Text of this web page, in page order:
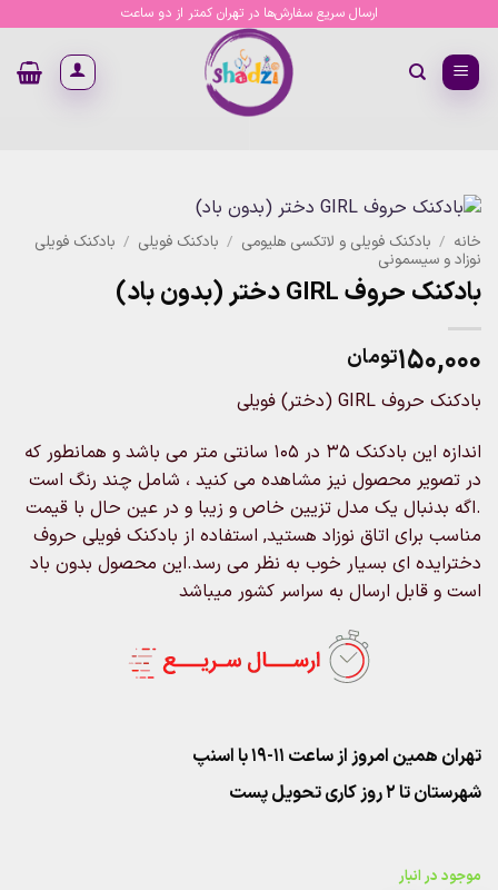
content
ارسال سریع سفارش‌ها در تهران کمتر از دو ساعت
خانه / بادکنک فویلی و لاتکسی هلیومی / بادکنک فویلی / بادکنک فویلی
نوزاد و سیسمونی
بادکنک حروف GIRL دختر (بدون باد)
۱۵۰,۰۰۰تومان
بادکنک حروف GIRL (دختر) فویلی
اندازه این بادکنک ۳۵ در ۱۰۵ سانتی متر می باشد و همانطور که
در تصویر محصول نیز مشاهده می کنید ، شامل چند رنگ است
.اگه بدنبال یک مدل تزیین خاص و زیبا و در عین حال با قیمت
مناسب برای اتاق نوزاد هستید, استفاده از بادکنک فویلی حروف
دخترایده ای بسیار خوب به نظر می رسد.این محصول بدون باد
است و قابل ارسال به سراسر کشور میباشد
تهران همین امروز از ساعت ۱۱-۱۹ با اسنپ
شهرستان تا 2 روز کاری تحویل پست
موجود در انبار